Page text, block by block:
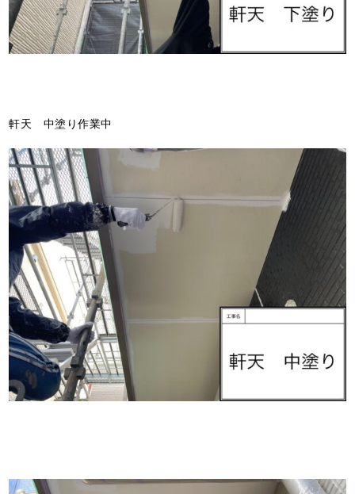
軒天 中塗り作業中